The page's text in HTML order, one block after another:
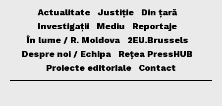
Actualitate Justiție
Din țară
Investigații
Mediu
Reportaje
În lume / R. Moldova
2EU.Brussels
Despre noi / Echipa
Rețea PressHUB
Proiecte editoriale
Contact